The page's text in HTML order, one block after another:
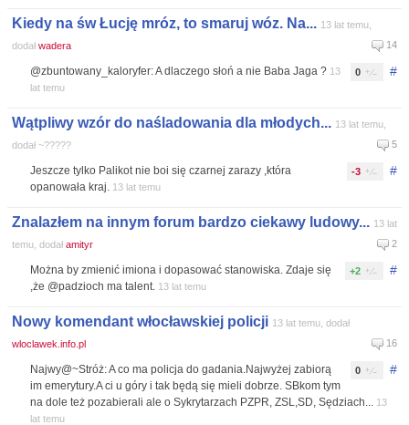
Kiedy na św Łucję mróz, to smaruj wóz. Na... 13 lat temu,
dodał wadera 14
#
0
@zbuntowany_kaloryfer: A dlaczego słoń a nie Baba Jaga ? 13
lat temu
Wątpliwy wzór do naśladowania dla młodych... 13 lat temu,
dodał ~?????
5
#
-3
Jeszcze tylko Palikot nie boi się czarnej zarazy ,która
opanowała kraj. 13 lat temu
Znalazłem na innym forum bardzo ciekawy ludowy... 13 lat
temu, dodał amityr 2
#
+2
Można by zmienić imiona i dopasować stanowiska. Zdaje się
,że @padzioch ma talent. 13 lat temu
Nowy komendant włocławskiej policji 13 lat temu, dodał
wloclawek.info.pl
16
#
0
Najwy@~Stróż: A co ma policja do gadania.Najwyżej zabiorą
im emerytury.A ci u góry i tak będą się mieli dobrze. SBkom tym
na dole też pozabierali ale o Sykrytarzach PZPR, ZSL,SD, Sędziach... 13
lat temu